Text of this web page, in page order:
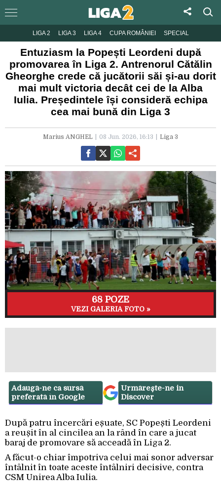
LIGA 2 LIGA 3 LIGA 4 CUPA ROMÂNIEI SPECIAL
Entuziasm la Popești Leordeni după
promovarea în Liga 2. Antrenorul Cătălin
Gheorghe crede că jucătorii săi și-au dorit
mai mult victoria decât cei de la Alba
Iulia. Președintele își consideră echipa
cea mai bună din Liga 3
Marius ANGHEL 08 Jun. 2026, 16:13 Liga 3
68 POZE
VEZI GALERIA FOTO »
Adaugă-ne ca sursă
preferată în Google
Urmărește-ne in
Discover
După patru încercări eșuate, SC Popești Leordeni
a reușit în al cincilea an la rând în care a jucat
baraj de promovare să acceadă în Liga 2.
A făcut-o chiar împotriva celui mai sonor adversar
întâlnit în toate aceste întâlniri decisive, contra
CSM Unirea Alba Iulia.